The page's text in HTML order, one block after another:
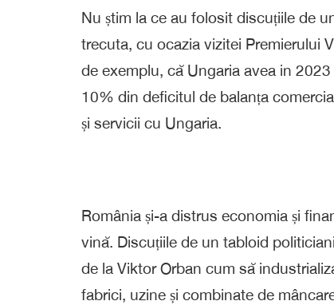
Nu știm la ce au folosit discuțiile de
trecuta, cu ocazia vizitei Premierului
de exemplu, că Ungaria avea in
10% din deficitul de balanța
și servicii cu Ungaria.
România și-a distrus economia și
vină. Discuțiile de un tabloid
de la Viktor Orban cum să
fabrici, uzine și combinate de